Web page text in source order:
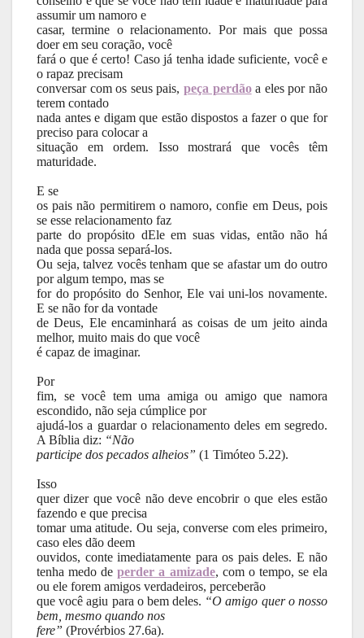
assumir um namoro e
casar, termine o relacionamento. Por mais que possa
doer em seu coração, você
fará o que é certo! Caso já tenha idade suficiente, você e
o rapaz precisam
conversar com os seus pais, peça perdãoa eles por não
terem contado
nada antes e digam que estão dispostos a fazer o que for
preciso para colocar a
situação em ordem. Isso mostrará que vocês têm
maturidade.
E se
os pais não permitirem o namoro, confie em Deus, pois
se esse relacionamento faz
parte do propósito dEle em suas vidas, então não há
nada que possa separá-los.
Ou seja, talvez vocês tenham que se afastar um do outro
por algum tempo, mas se
for do propósito do Senhor, Ele vai uni-los novamente.
E se não for da vontade
de Deus, Ele encaminhará as coisas de um jeito ainda
melhor, muito mais do que você
é capaz de imaginar.
Por
fim, se você tem uma amiga ou amigo que namora
escondido, não seja cúmplice por
ajudá-los a guardar o relacionamento deles em segredo.
A Bíblia diz: “Não
participe dos pecados alheios” (1 Timóteo 5.22).
Isso
quer dizer que você não deve encobrir o que eles estão
fazendo e que precisa
tomar uma atitude. Ou seja, converse com eles primeiro,
caso eles dão deem
ouvidos, conte imediatamente para os pais deles. E não
tenha medo deperder a amizade, com o tempo, se ela
ou ele forem amigos verdadeiros, perceberão
que você agiu para o bem deles. “O amigo quer o nosso
bem, mesmo quando nos
fere” (Provérbios 27.6a).